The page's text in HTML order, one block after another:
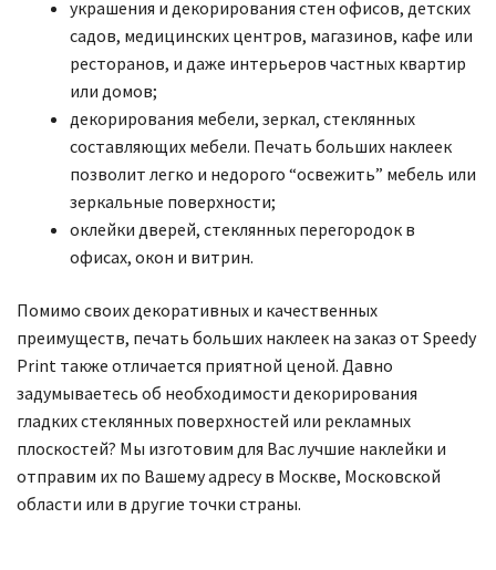
украшения и декорирования стен офисов, детских
садов, медицинских центров, магазинов, кафе или
ресторанов, и даже интерьеров частных квартир
или домов;
декорирования мебели, зеркал, стеклянных
составляющих мебели. Печать больших наклеек
позволит легко и недорого “освежить” мебель или
зеркальные поверхности;
оклейки дверей, стеклянных перегородок в
офисах, окон и витрин.
Помимо своих декоративных и качественных
преимуществ, печать больших наклеек на заказ от Speedy
Print также отличается приятной ценой. Давно
задумываетесь об необходимости декорирования
гладких стеклянных поверхностей или рекламных
плоскостей? Мы изготовим для Вас лучшие наклейки и
отправим их по Вашему адресу в Москве, Московской
области или в другие точки страны.